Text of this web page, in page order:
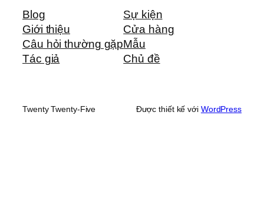
Blog
Giới thiệu
Câu hỏi thường gặp
Tác giả
Sự kiện
Cửa hàng
Mẫu
Chủ đề
Twenty Twenty-Five Được thiết kế với WordPress